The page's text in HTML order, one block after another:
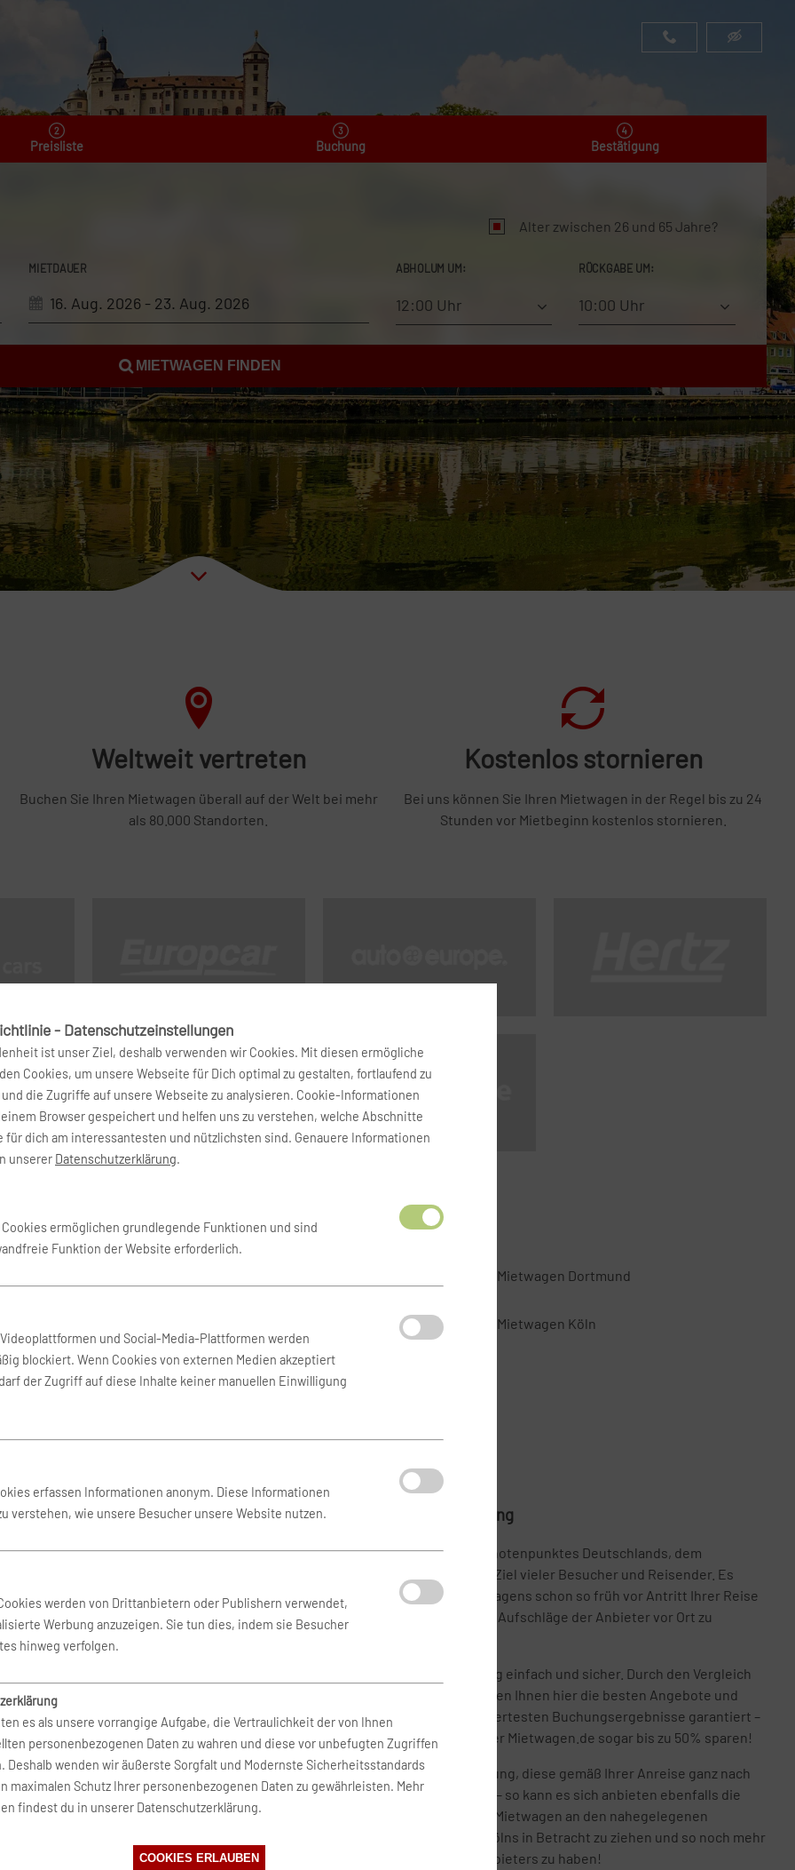
Preisliste Buchung Bestätigung
Alter zwischen 26 und 65 Jahre?
MIETDAUER ABHOLUM UM:
12:00 Uhr
RÜCKGABE UM:
10:00 Uhr
MIETWAGEN FINDEN
Weltweit vertreten
Buchen Sie Ihren Mietwagen überall auf der Welt bei mehr
als 80.000 Standorten.
Kostenlos stornieren
Bei uns können Sie Ihren Mietwagen in der Regel bis zu 24
Stunden vor Mietbeginn kostenlos stornieren.
Umgebung von Wuppertal
Mietwagen Dortmund
Mietwagen Köln
und Kulturangebot
nur auf der Durchreise –
des Ruhrgebietes
viele der anderen,
selbst mit seinem
Art und Weise zu genießen.
Schwebebahn,
Bahn tragen Sie entlang
Eindruck vom
Schwebebahn ist nicht nur
Fortbewegungsmittel der
an dem Von-Heydt-
Waldfrieden von Tony
in wunderschön idyllischer
wird weltweit gefeiert und
Nützliche Tipps für die Mietwagenbuchung
Als Teil des vielbesuchten, wirtschaftlichen Knotenpunktes Deutschlands, dem
bedeutsamen Ruhrgebiet, ist auch Wuppertal Ziel vieler Besucher und Reisender. Es
empfiehlt sich daher, die Buchung Ihres Mietwagens schon so früh vor Antritt Ihrer Reise
wie nur möglich in Angriff zu nehmen um hohe Aufschläge der Anbieter vor Ort zu
Über Mietwagen.de gestaltet sich Ihre Buchung einfach und sicher. Durch den Vergleich
vieler verschiedener Mietwagenanbieter werden Ihnen hier die besten Angebote und
Konditionen herausgesucht und so die preiswertesten Buchungsergebnisse garantiert –
bei einer frühzeitigen Buchung können Sie über Mietwagen.de sogar bis zu 50% sparen!
Ein Tipp ist außerdem bei der Mietwagenbuchung, diese gemäß Ihrer Anreise ganz nach
Ihren persönlichen Bedürfnissen zu gestalten – so kann es sich anbieten ebenfalls die
Angebote für Mietwagen in Essen, oder einen Mietwagen an den nahegelegenen
internationalen Flughäfen Düsseldorfs oder Kölns in Betracht zu ziehen und so noch mehr
Auswahl bei der Wahl Ihres Abholortes und Anbieters zu haben!
- Datenschutzeinstellungen
ist unser Ziel, deshalb verwenden wir Cookies. Mit diesen ermögliche
Cookies, um unsere Webseite für Dich optimal zu gestalten, fortlaufend zu
die Zugriffe auf unsere Webseite zu analysieren. Cookie-Informationen
Browser gespeichert und helfen uns zu verstehen, welche Abschnitte
für dich am interessantesten und nützlichsten sind. Genauere Informationen
unserer Datenschutzerklärung.
ermöglichen grundlegende Funktionen und sind
Funktion der Website erforderlich.
und Social-Media-Plattformen werden
blockiert. Wenn Cookies von externen Medien akzeptiert
der Zugriff auf diese Inhalte keiner manuellen Einwilligung
erfassen Informationen anonym. Diese Informationen
verstehen, wie unsere Besucher unsere Website nutzen.
werden von Drittanbietern oder Publishern verwendet,
Werbung anzuzeigen. Sie tun dies, indem sie Besucher
hinweg verfolgen.
es als unsere vorrangige Aufgabe, die Vertraulichkeit der von Ihnen
personenbezogenen Daten zu wahren und diese vor unbefugten Zugriffen
Deshalb wenden wir äußerste Sorgfalt und Modernste Sicherheitsstandards
maximalen Schutz Ihrer personenbezogenen Daten zu gewährleisten. Mehr
findest du in unserer Datenschutzerklärung.
COOKIES ERLAUBEN